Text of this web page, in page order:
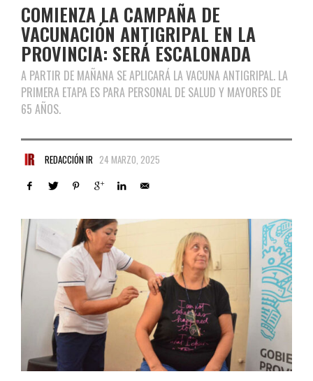
COMIENZA LA CAMPAÑA DE
VACUNACIÓN ANTIGRIPAL EN LA
PROVINCIA: SERÁ ESCALONADA
A PARTIR DE MAÑANA SE APLICARÁ LA VACUNA ANTIGRIPAL. LA
PRIMERA ETAPA ES PARA PERSONAL DE SALUD Y MAYORES DE
65 AÑOS.
REDACCIÓN IR 24 MARZO, 2025